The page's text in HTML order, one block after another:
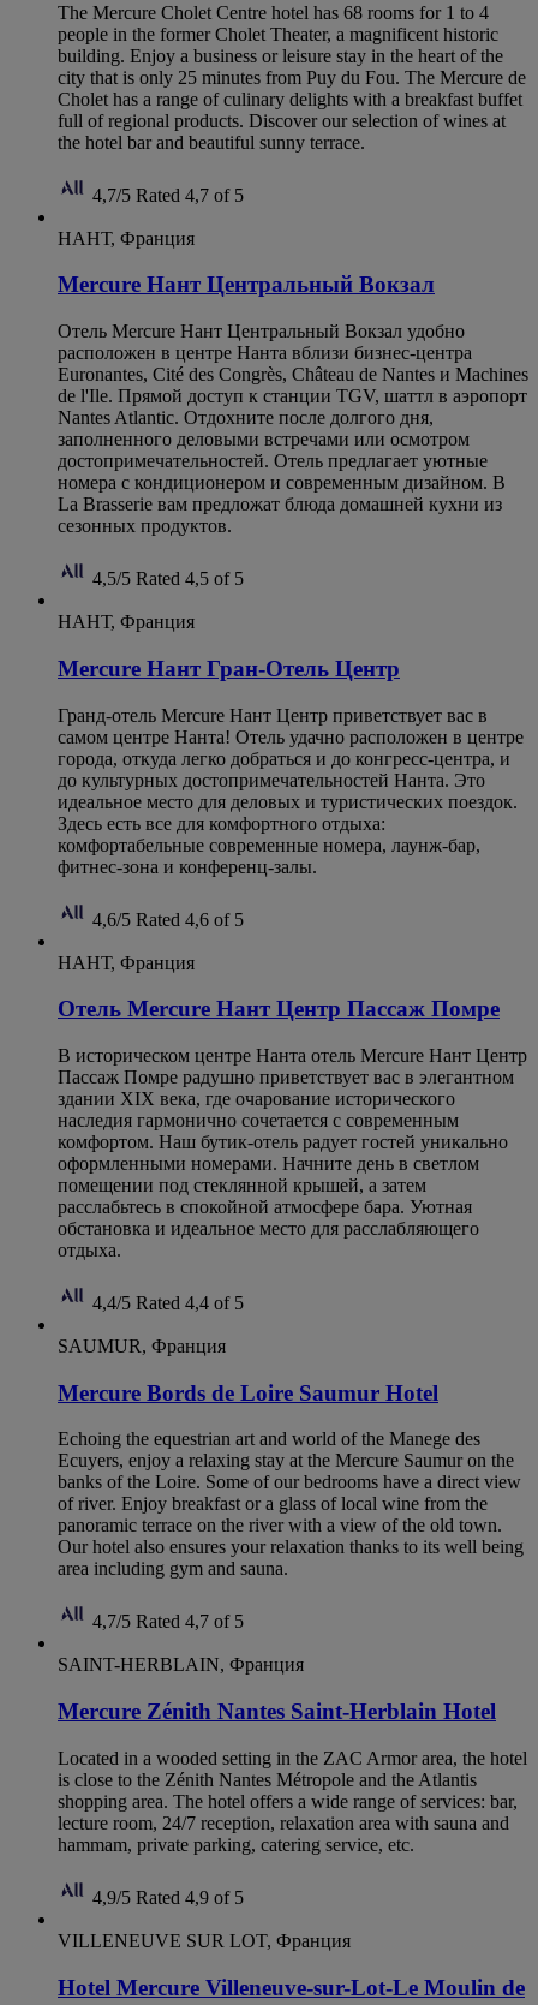
The Mercure Cholet Centre hotel has 68 rooms for 1 to 4
people in the former Cholet Theater, a magnificent historic
building. Enjoy a business or leisure stay in the heart of the
city that is only 25 minutes from Puy du Fou. The Mercure de
Cholet has a range of culinary delights with a breakfast buffet
full of regional products. Discover our selection of wines at
the hotel bar and beautiful sunny terrace.
4,7/5 Rated 4,7 of 5
НАНТ, Франция
Mercure Нант Центральный Вокзал
Отель Mercure Нант Центральный Вокзал удобно
расположен в центре Нанта вблизи бизнес-центра
Euronantes, Cité des Congrès, Château de Nantes и Machines
de l'Ile. Прямой доступ к станции TGV, шаттл в аэропорт
Nantes Atlantic. Отдохните после долгого дня,
заполненного деловыми встречами или осмотром
достопримечательностей. Отель предлагает уютные
номера с кондиционером и современным дизайном. В
La Brasserie вам предложат блюда домашней кухни из
сезонных продуктов.
4,5/5 Rated 4,5 of 5
НАНТ, Франция
Mercure Нант Гран-Отель Центр
Гранд-отель Mercure Нант Центр приветствует вас в
самом центре Нанта! Отель удачно расположен в центре
города, откуда легко добраться и до конгресс-центра, и
до культурных достопримечательностей Нанта. Это
идеальное место для деловых и туристических поездок.
Здесь есть все для комфортного отдыха:
комфортабельные современные номера, лаунж-бар,
фитнес-зона и конференц-залы.
4,6/5 Rated 4,6 of 5
НАНТ, Франция
Отель Mercure Нант Центр Пассаж Помре
В историческом центре Нанта отель Mercure Нант Центр
Пассаж Помре радушно приветствует вас в элегантном
здании XIX века, где очарование исторического
наследия гармонично сочетается с современным
комфортом. Наш бутик-отель радует гостей уникально
оформленными номерами. Начните день в светлом
помещении под стеклянной крышей, а затем
расслабьтесь в спокойной атмосфере бара. Уютная
обстановка и идеальное место для расслабляющего
отдыха.
4,4/5 Rated 4,4 of 5
SAUMUR, Франция
Mercure Bords de Loire Saumur Hotel
Echoing the equestrian art and world of the Manege des
Ecuyers, enjoy a relaxing stay at the Mercure Saumur on the
banks of the Loire. Some of our bedrooms have a direct view
of river. Enjoy breakfast or a glass of local wine from the
panoramic terrace on the river with a view of the old town.
Our hotel also ensures your relaxation thanks to its well being
area including gym and sauna.
4,7/5 Rated 4,7 of 5
SAINT-HERBLAIN, Франция
Mercure Zénith Nantes Saint-Herblain Hotel
Located in a wooded setting in the ZAC Armor area, the hotel
is close to the Zénith Nantes Métropole and the Atlantis
shopping area. The hotel offers a wide range of services: bar,
lecture room, 24/7 reception, relaxation area with sauna and
hammam, private parking, catering service, etc.
4,9/5 Rated 4,9 of 5
VILLENEUVE SUR LOT, Франция
Hotel Mercure Villeneuve-sur-Lot-Le Moulin de